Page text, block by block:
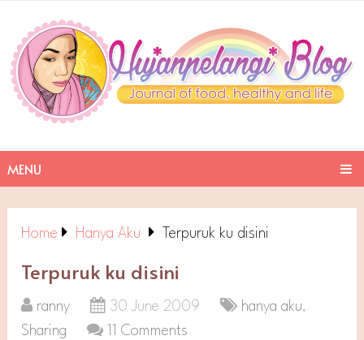
MENU
Home Hanya Aku Terpuruk ku disini
Terpuruk ku disini
ranny 30 June 2009 hanya aku,
Sharing
11 Comments